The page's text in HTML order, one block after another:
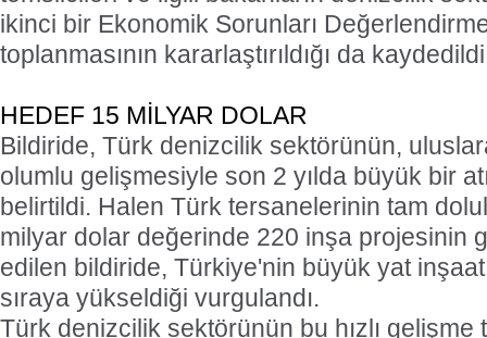
ikinci bir Ekonomik Sorunları
toplanmasının kararlaştırıldığı da
HEDEF 15 MİLYAR DOLAR
Bildiride, Türk denizcilik sektörünün,
olumlu gelişmesiyle son 2 yılda büyük bir
belirtildi. Halen Türk tersanelerinin tam
milyar dolar değerinde 220 inşa projesinin
edilen bildiride, Türkiye'nin büyük yat
sıraya yükseldiği vurgulandı.
Türk denizcilik sektörünün bu hızlı gelişme